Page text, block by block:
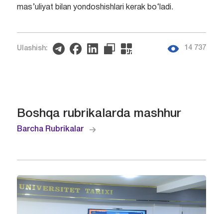
mas’uliyat bilan yondoshishlari kerak bo‘ladi.
Ulashish: 14 737
Boshqa rubrikalarda mashhur
Barcha Rubrikalar